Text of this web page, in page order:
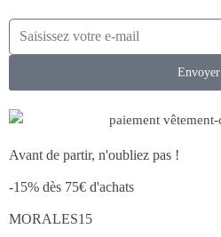
Envoyer
Avant de partir, n'oubliez pas !
-15% dès 75€ d'achats
MORALES15